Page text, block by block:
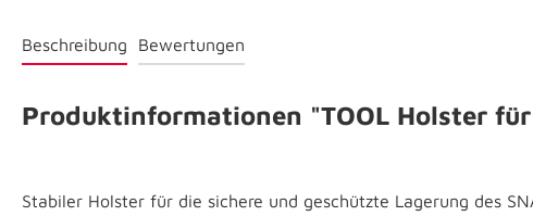
Beschreibung Bewertungen
Produktinformationen "TOOL Holster
Stabiler Holster für die sichere und geschützte Lagerung des